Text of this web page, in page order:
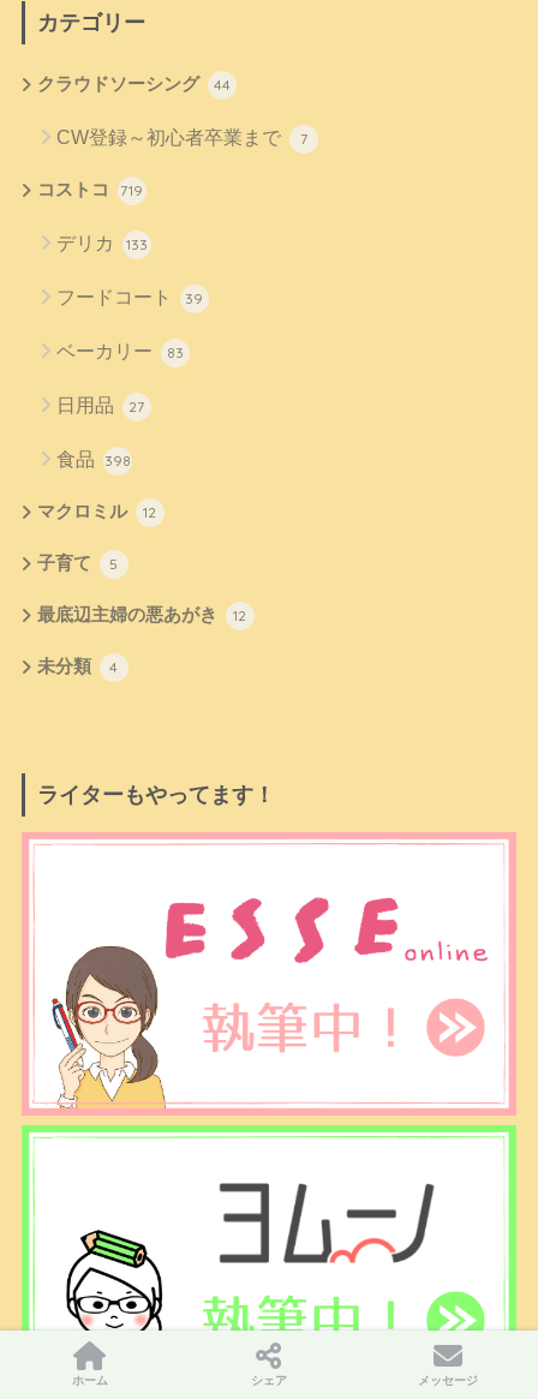
カテゴリー
クラウドソーシング 44
CW登録～初心者卒業まで 7
コストコ 719
デリカ 133
フードコート 39
ベーカリー 83
日用品 27
食品 398
マクロミル 12
子育て 5
最底辺主婦の悪あがき 12
未分類 4
ライターもやってます！
ホーム シェア メッセージ